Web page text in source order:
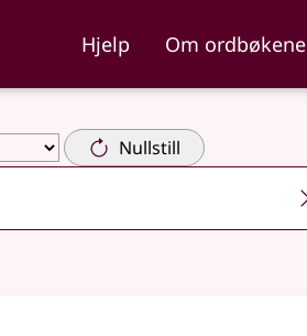
Hjelp Om ordbøkene
Nullstill